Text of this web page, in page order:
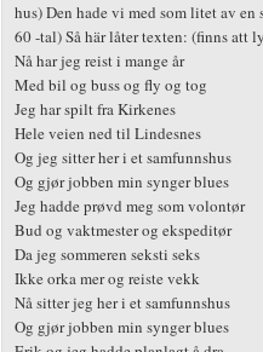
hus) Den hade vi med som litet av
60 -tal) Så här låter texten: (finns att
Nå har jeg reist i mange år
Med bil og buss og fly og tog
Jeg har spilt fra Kirkenes
Hele veien ned til Lindesnes
Og jeg sitter her i et samfunnshus
Og gjør jobben min synger blues
Jeg hadde prøvd meg som volontør
Bud og vaktmester og ekspeditør
Da jeg sommeren seksti seks
Ikke orka mer og reiste vekk
Nå sitter jeg her i et samfunnshus
Og gjør jobben min synger blues